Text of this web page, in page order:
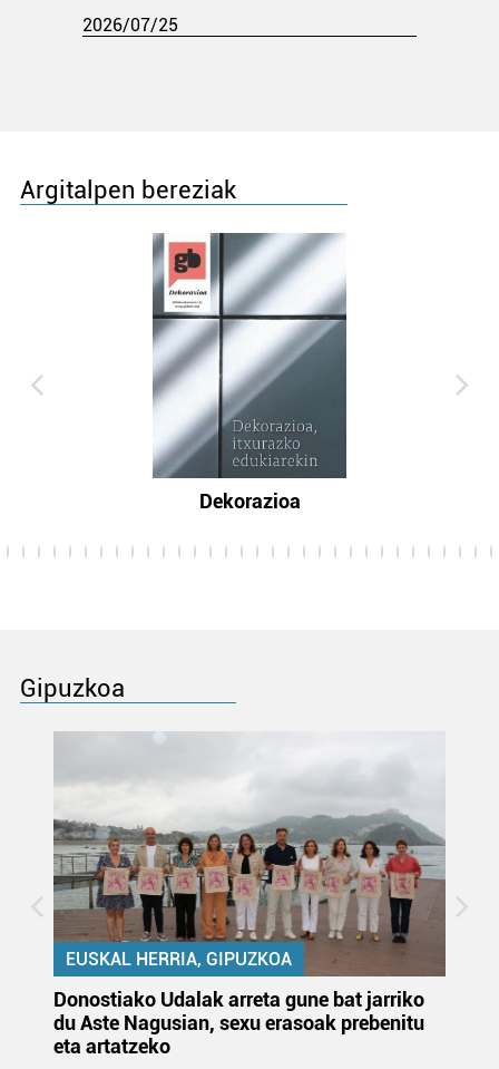
2026/07/25
Argitalpen bereziak
Dekorazioa
Gipuzkoa
EUSKAL HERRIA, GIPUZKOA
Donostiako Udalak arreta gune bat jarriko
du Aste Nagusian, sexu erasoak prebenitu
eta artatzeko